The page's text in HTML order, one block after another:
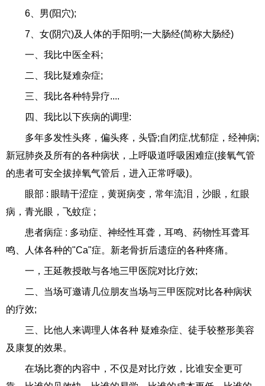
6、男(阳穴);
7、女(阴穴)及人体的手阳明;一大肠经(简称大肠经)
一、我比中医全科;
二、我比疑难杂症;
三、我比各种特异疗....
四、我比以下疾病的调理:
多年多发性头疼，偏头疼，头昏;自闭症,忧郁症，经神病;
新冠肺炎及所有的各种病状，上呼吸道呼吸困难症(接氧气管
的患者可安全拔掉氧气管后，进入正常呼吸)。
眼部 : 眼睛干涩症，黄斑病变，常年流泪，沙眼，红眼
病，青光眼，飞蚊症 ;
患者病症 : 多动症、神经性耳聋，耳鸣、药物性耳聋耳
鸣、人体各种的"Ca"症。新老骨折后遗症的各种疼痛。
一，王延教授敢与各地三甲医院对比疗效;
二、当场可邀请几位朋友当场与三甲医院对比各种病状
的疗效;
三、比他人来调理人体各种 疑难杂症、徒手较整形美容
及康复的效果。
在场比赛的内容中，不仅是对比疗效，比谁安全更可